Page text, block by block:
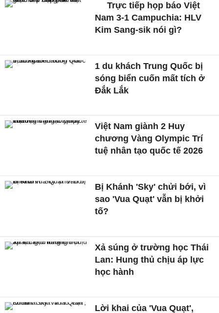
Trực tiếp họp báo Việt
Nam 3-1 Campuchia: HLV
Kim Sang-sik nói gì?
1 du khách Trung Quốc bị
sóng biển cuốn mất tích ở
Đắk Lắk
Việt Nam giành 2 Huy
chương Vàng Olympic Trí
tuệ nhân tạo quốc tế 2026
Bị Khánh 'Sky' chửi bới, vì
sao 'Vua Quạt' vẫn bị khởi
tố?
Xả súng ở trường học Thái
Lan: Hung thủ chịu áp lực
học hành
Lời khai của 'Vua Quạt',